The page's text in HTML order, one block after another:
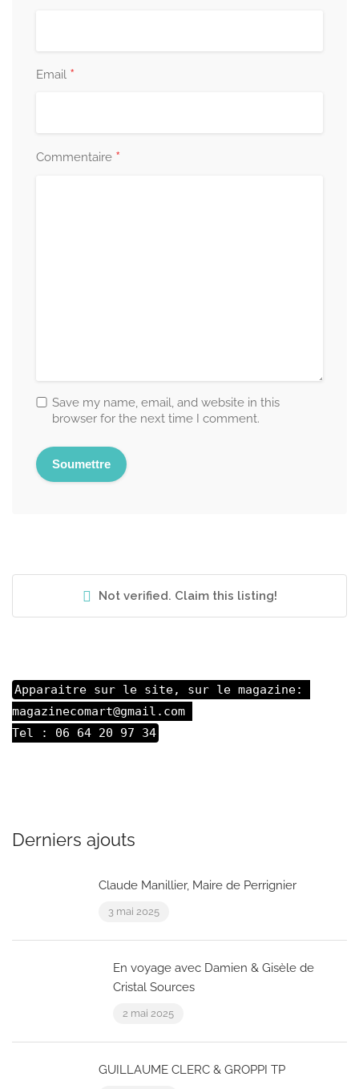
Email *
Commentaire *
Save my name, email, and website in this
browser for the next time I comment.
Not verified. Claim this listing!
Apparaitre sur le site, sur le magazine:
magazinecomart@gmail.com
Tel : 06 64 20 97 34
Derniers ajouts
Claude Manillier, Maire de Perrignier
3 mai 2025
En voyage avec Damien & Gisèle de
Cristal Sources
2 mai 2025
GUILLAUME CLERC & GROPPI TP